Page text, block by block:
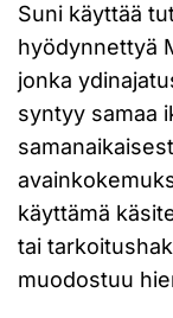
Suni käyttää
hyödynnettyä
jonka
syntyy samaa
käyttämä
tai
muodostuu